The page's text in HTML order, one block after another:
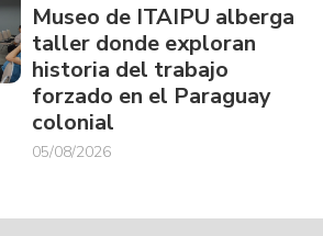
Museo de ITAIPU alberga
taller donde exploran
historia del trabajo
forzado en el Paraguay
colonial
05/08/2026